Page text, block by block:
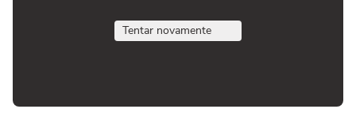
Tentar novamente